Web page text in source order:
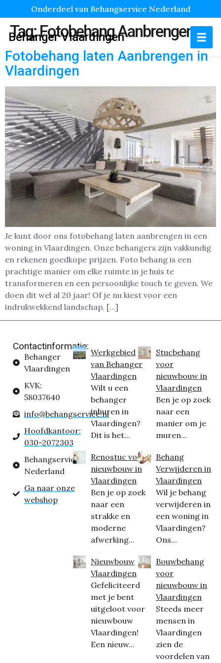
Onderdeel van Behangservice Nederland
Behanger Vlaardingen
Tag:Fotobehang Aanbrengen
Fotobehang laten Aanbrengen in
Vlaardingen
Je kunt door ons fotobehang laten aanbrengen in een
woning in Vlaardingen. Onze behangers zijn vakkundig
en rekenen goedkope prijzen. Foto behang is een
prachtige manier om elke ruimte in je huis te
transformeren en een persoonlijke touch te geven. We
doen dit wel al 20 jaar! Of je nu kiest voor een
indrukwekkend landschap, […]
Contactinformatie:
Behanger
Vlaardingen
KVK:
58037640
info@behangservice.nl
Hoofdkantoor:
030-2072303
Behangservice
Nederland
Ga naar onze
webshop
Werkgebied
van Behanger
Vlaardingen
Wilt u een
behanger
inhuren in
Vlaardingen?
Dit is het...
Renostuc voor
nieuwbouw in
Vlaardingen
Ben je op zoek
naar een
strakke en
moderne
afwerking...
Nieuwbouw
Vlaardingen
Gefeliciteerd
met je bent
uitgeloot voor
nieuwbouw
Vlaardingen!
Een nieuw...
Stucbehang
voor
nieuwbouw in
Vlaardingen
Ben je op zoek
naar een
manier om je
muren...
Behang
Verwijderen in
Vlaardingen
Wil je behang
verwijderen in
een woning in
Vlaardingen?
Ons...
Bouwbehang
voor
nieuwbouw in
Vlaardingen
Steeds meer
mensen in
Vlaardingen
zien de
voordelen van